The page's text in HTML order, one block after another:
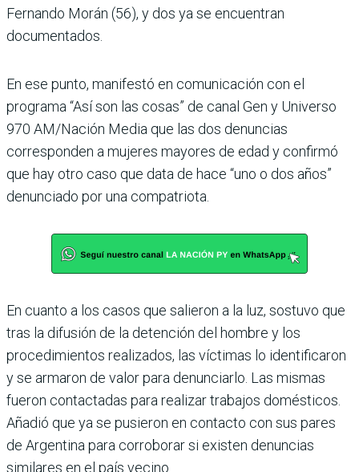
Fernando Morán (56), y dos ya se encuentran
documentados.
En ese punto, manifestó en comunicación con el
programa “Así son las cosas” de canal Gen y Universo
970 AM/Nación Media que las dos denuncias
corresponden a mujeres mayores de edad y confirmó
que hay otro caso que data de hace “uno o dos años”
denunciado por una compatriota.
En cuanto a los casos que salieron a la luz, sostuvo que
tras la difusión de la detención del hombre y los
procedimientos realizados, las víctimas lo identificaron
y se armaron de valor para denunciarlo. Las mismas
fueron contactadas para realizar trabajos domésticos.
Añadió que ya se pusieron en contacto con sus pares
de Argentina para corroborar si existen denuncias
similares en el país vecino.